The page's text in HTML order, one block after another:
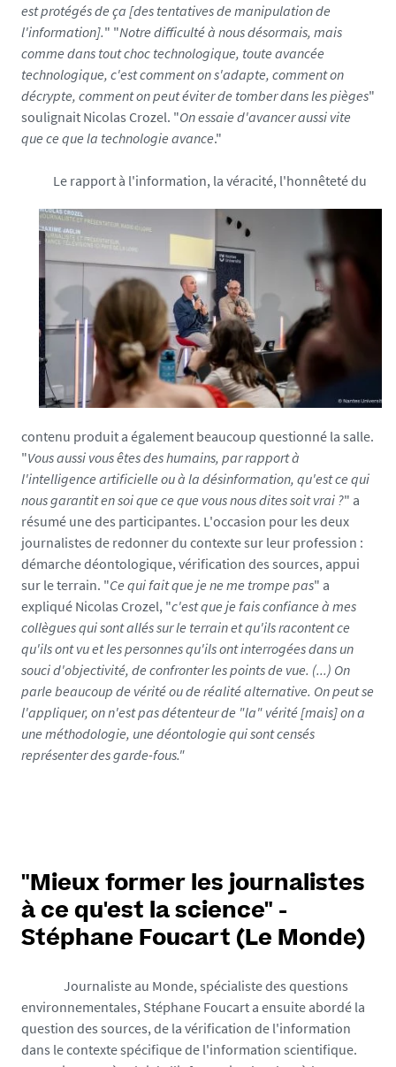
est protégés de ça [des tentatives de manipulation de
l'information]." "Notre difficulté à nous désormais, mais
comme dans tout choc technologique, toute avancée
technologique, c'est comment on s'adapte, comment on
décrypte, comment on peut éviter de tomber dans les pièges"
soulignait Nicolas Crozel. "On essaie d'avancer aussi vite
que ce que la technologie avance."
Le rapport à l'information, la véracité, l'honnêteté du
contenu produit a également beaucoup questionné la salle.
"Vous aussi vous êtes des humains, par rapport à
l'intelligence artificielle ou à la désinformation, qu'est ce qui
nous garantit en soi que ce que vous nous dites soit vrai ?" a
résumé une des participantes. L'occasion pour les deux
journalistes de redonner du contexte sur leur profession :
démarche déontologique, vérification des sources, appui
sur le terrain. "Ce qui fait que je ne me trompe pas" a
expliqué Nicolas Crozel, "c'est que je fais confiance à mes
collègues qui sont allés sur le terrain et qu'ils racontent ce
qu'ils ont vu et les personnes qu'ils ont interrogées dans un
souci d'objectivité, de confronter les points de vue. (...) On
parle beaucoup de vérité ou de réalité alternative. On peut se
l'appliquer, on n'est pas détenteur de "la" vérité [mais] on a
une méthodologie, une déontologie qui sont censés
représenter des garde-fous."
"Mieux former les journalistes
à ce qu'est la science" -
Stéphane Foucart (Le Monde)
Journaliste au Monde, spécialiste des questions
environnementales, Stéphane Foucart a ensuite abordé la
question des sources, de la vérification de l'information
dans le contexte spécifique de l'information scientifique.